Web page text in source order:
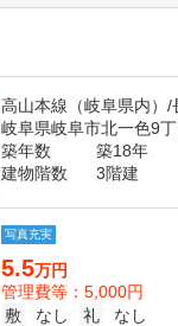
高山本線（岐阜県内）
岐阜県岐阜市北一色9丁
築年数
築18年
建物階数
3階建
写真充実
5.5万円
管理費等：5,000円
敷
なし 礼
なし